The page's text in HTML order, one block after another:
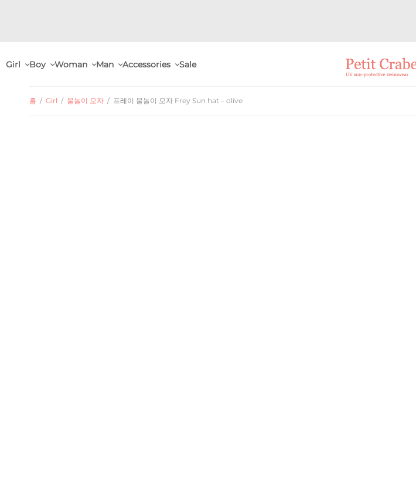
Girl Boy Woman Man Accessories Sale
홈 / Girl / 물놀이 모자 / 프레이 물놀이 모자 Frey Sun hat – olive